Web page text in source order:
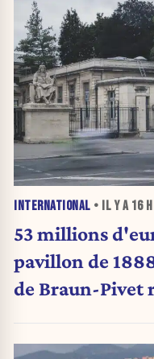
INTERNATIONAL • IL Y A 16
53 millions
pavillon de
de Braun-Pivet